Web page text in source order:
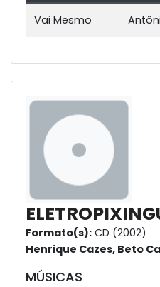
Vai Mesmo
Formato(s): CD (2002)
Henrique Cazes, Beto
MÚSICAS